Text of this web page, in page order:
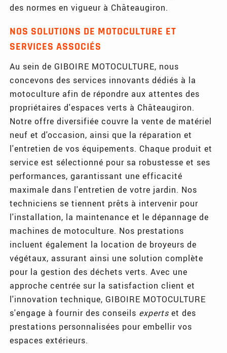
des normes en vigueur à Châteaugiron.
NOS SOLUTIONS DE MOTOCULTURE ET
SERVICES ASSOCIÉS
Au sein de GIBOIRE MOTOCULTURE, nous
concevons des services innovants dédiés à la
motoculture afin de répondre aux attentes des
propriétaires d'espaces verts à Châteaugiron.
Notre offre diversifiée couvre la vente de matériel
neuf et d'occasion, ainsi que la réparation et
l'entretien de vos équipements. Chaque produit et
service est sélectionné pour sa robustesse et ses
performances, garantissant une efficacité
maximale dans l'entretien de votre jardin. Nos
techniciens se tiennent prêts à intervenir pour
l'installation, la maintenance et le dépannage de
machines de motoculture. Nos prestations
incluent également la location de broyeurs de
végétaux, assurant ainsi une solution complète
pour la gestion des déchets verts. Avec une
approche centrée sur la satisfaction client et
l'innovation technique, GIBOIRE MOTOCULTURE
s'engage à fournir des conseils experts et des
prestations personnalisées pour embellir vos
espaces extérieurs.